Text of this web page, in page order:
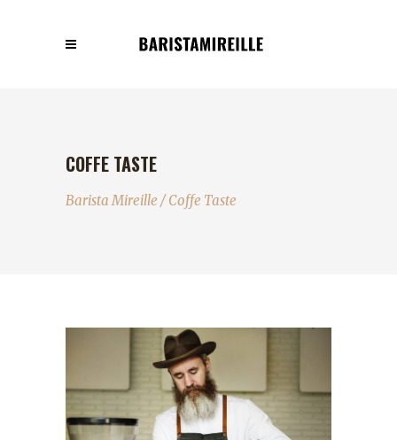
COFFE TASTE
Barista Mireille /Coffe Taste